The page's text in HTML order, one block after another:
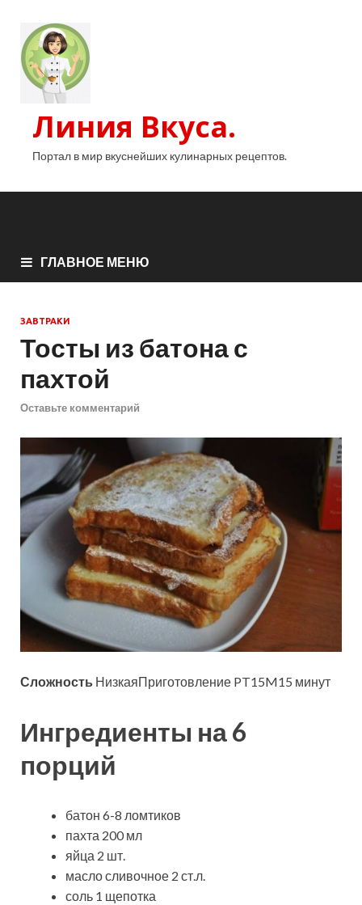
Линия Вкуса.
Портал в мир вкуснейших кулинарных рецептов.
ГЛАВНОЕ МЕНЮ
ЗАВТРАКИ
Тосты из батона с
пахтой
Оставьте комментарий
Сложность НизкаяПриготовление PT15M15 минут
Ингредиенты на 6
порций
батон 6-8 ломтиков
пахта 200 мл
яйца 2 шт.
масло сливочное 2 ст.л.
соль 1 щепотка